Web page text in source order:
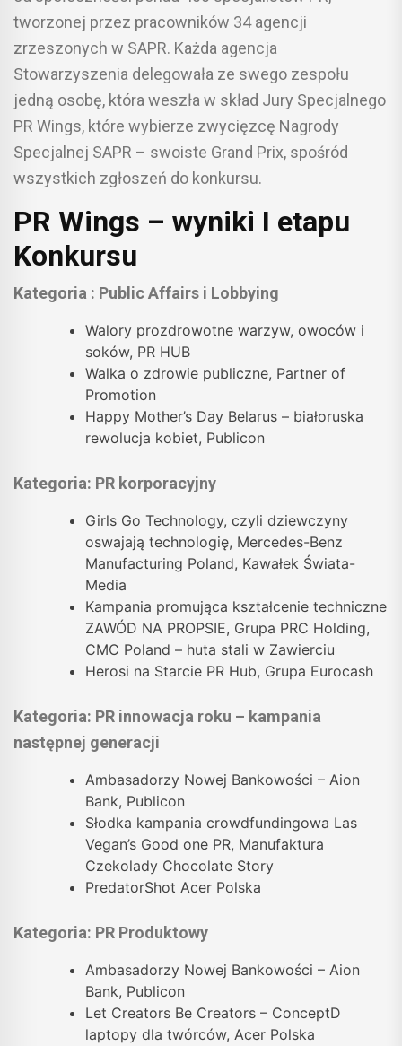
tworzonej przez pracowników 34 agencji
zrzeszonych w SAPR. Każda agencja
Stowarzyszenia delegowała ze swego zespołu
jedną osobę, która weszła w skład Jury Specjalnego
PR Wings, które wybierze zwycięzcę Nagrody
Specjalnej SAPR – swoiste Grand Prix, spośród
wszystkich zgłoszeń do konkursu.
PR Wings – wyniki I etapu
Konkursu
Kategoria : Public Affairs i Lobbying
Walory prozdrowotne warzyw, owoców i
soków, PR HUB
Walka o zdrowie publiczne, Partner of
Promotion
Happy Mother’s Day Belarus – białoruska
rewolucja kobiet, Publicon
Kategoria: PR korporacyjny
Girls Go Technology, czyli dziewczyny
oswajają technologię, Mercedes-Benz
Manufacturing Poland, Kawałek Świata-
Media
Kampania promująca kształcenie techniczne
ZAWÓD NA PROPSIE, Grupa PRC Holding,
CMC Poland – huta stali w Zawierciu
Herosi na Starcie PR Hub, Grupa Eurocash
Kategoria: PR innowacja roku – kampania
następnej generacji
Ambasadorzy Nowej Bankowości – Aion
Bank, Publicon
Słodka kampania crowdfundingowa Las
Vegan’s Good one PR, Manufaktura
Czekolady Chocolate Story
PredatorShot Acer Polska
Kategoria: PR Produktowy
Ambasadorzy Nowej Bankowości – Aion
Bank, Publicon
Let Creators Be Creators – ConceptD
laptopy dla twórców, Acer Polska